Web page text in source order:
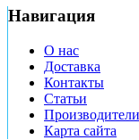
Навигация
О нас
Доставка
Контакты
Статьи
Производители
Карта сайта